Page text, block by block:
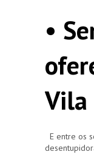
•
Vila
E entre os